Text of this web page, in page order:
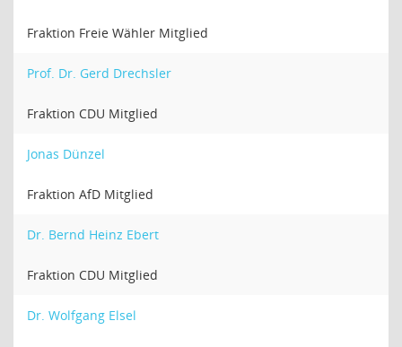
Fraktion Freie Wähler Mitglied
Prof. Dr. Gerd Drechsler
Fraktion CDU Mitglied
Jonas Dünzel
Fraktion AfD Mitglied
Dr. Bernd Heinz Ebert
Fraktion CDU Mitglied
Dr. Wolfgang Elsel